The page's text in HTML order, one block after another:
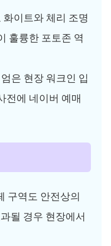
화이트와 체리 조명
훌륭한 포토존 역
은 현장 워크인 입
전에 네이버 예매
구역도 안전상의
될 경우 현장에서